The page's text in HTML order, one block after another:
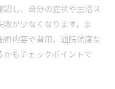
認し、自分の症状や生活ス
が少なくなります。ま
術内容や費用、通院頻度な
かもチェックポイントで